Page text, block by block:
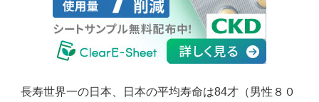
長寿世界一の日本、日本の平均寿命は84才（男性８０